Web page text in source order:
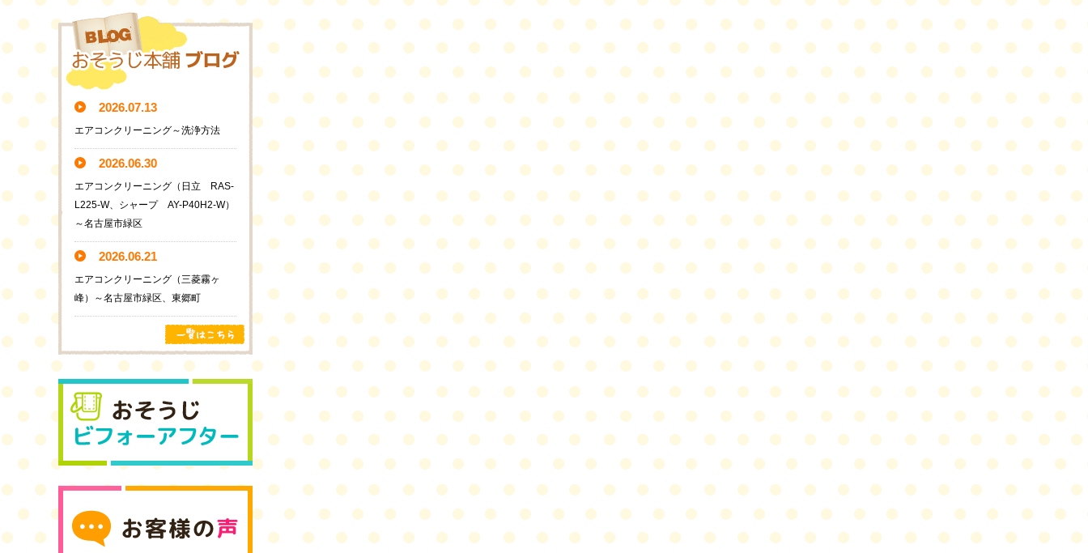
2026.07.13
エアコンクリーニング～洗浄方法
2026.06.30
エアコンクリーニング（日立 RAS-
L225-W、シャープ AY-P40H2-W）
～名古屋市緑区
2026.06.21
エアコンクリーニング（三菱霧ヶ
峰）～名古屋市緑区、東郷町